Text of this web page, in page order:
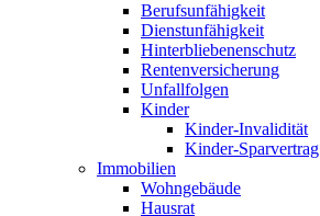
Berufsunfähigkeit
Dienstunfähigkeit
Hinterbliebenenschutz
Rentenversicherung
Unfallfolgen
Kinder
Kinder-Invalidität
Kinder-Sparvertrag
Immobilien
Wohngebäude
Hausrat